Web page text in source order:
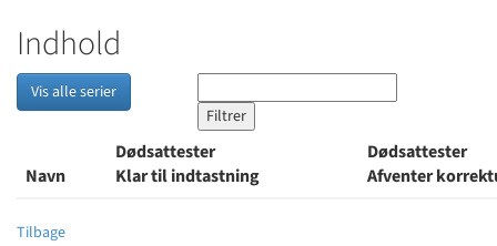
Indhold
Vis alle serier
Navn
Dødsattester
Klar til indtastning
Dødsattester
Afventer
Tilbage